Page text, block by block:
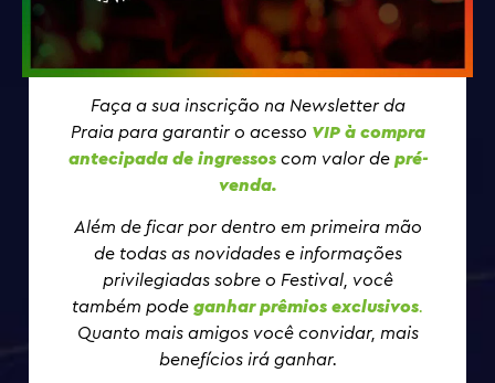
Faça a sua inscrição na Newsletter da
Praia para garantir o acesso VIP à compra
antecipada de ingressoscom valor de pré-
venda.
Além de ficar por dentro em primeira mão
de todas as novidades e informações
privilegiadas sobre o Festival, você
também pode ganhar prêmios exclusivos.
Quanto mais amigos você convidar, mais
benefícios irá ganhar.